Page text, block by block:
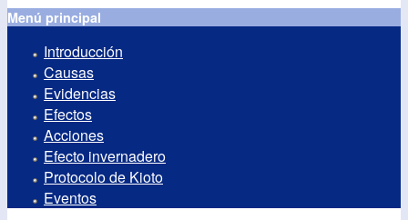
Menú principal
Introducción
Causas
Evidencias
Efectos
Acciones
Efecto invernadero
Protocolo de Kioto
Eventos